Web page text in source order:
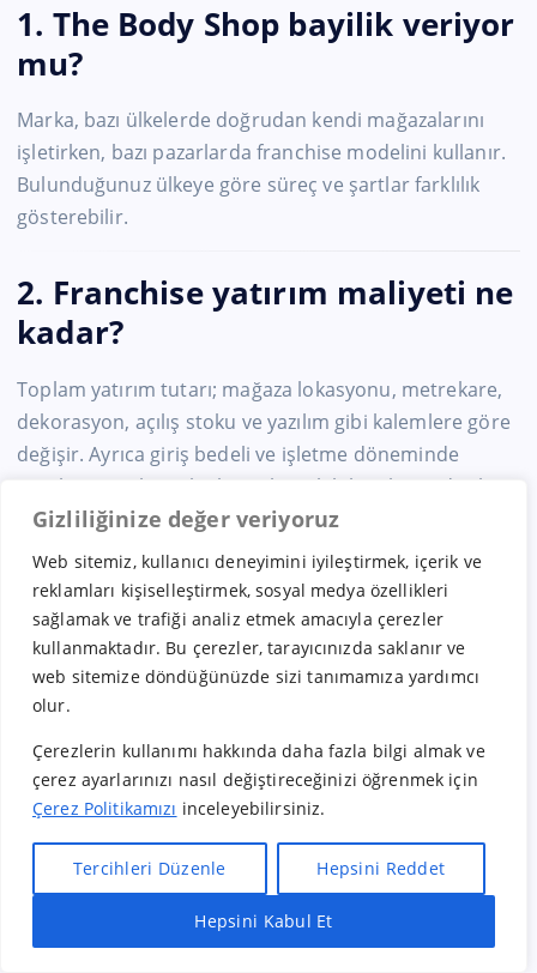
Gizliliğinize değer veriyoruz
Web sitemiz, kullanıcı deneyimini iyileştirmek, içerik ve
reklamları kişiselleştirmek, sosyal medya özellikleri
sağlamak ve trafiği analiz etmek amacıyla çerezler
kullanmaktadır. Bu çerezler, tarayıcınızda saklanır ve
web sitemize döndüğünüzde sizi tanımamıza yardımcı
olur.
Çerezlerin kullanımı hakkında daha fazla bilgi almak ve
çerez ayarlarınızı nasıl değiştireceğinizi öğrenmek için
Çerez Politikamızı inceleyebilirsiniz.
Tercihleri Düzenle Hepsini Reddet
Hepsini Kabul Et
1. The Body Shop bayilik veriyor
mu?
Marka, bazı ülkelerde doğrudan kendi mağazalarını
işletirken, bazı pazarlarda franchise modelini kullanır.
Bulunduğunuz ülkeye göre süreç ve şartlar farklılık
gösterebilir.
2. Franchise yatırım maliyeti ne
kadar?
Toplam yatırım tutarı; mağaza lokasyonu, metrekare,
dekorasyon, açılış stoku ve yazılım gibi kalemlere göre
değişir. Ayrıca giriş bedeli ve işletme döneminde
royalty/pazarlama katkı payları olabilir. The Body Shop
Bayilik Şartları
3. Yatırıma dâhil olan maliyet
kalemleri nelerdir?
Genellikle şu başlıklar yer alır:
Mağaza tadilatı ve dekorasyon
Donanım ve ekipman
Açılış stoku
Yazılım ve kasa sistemi
Lisans ve sözleşme bedelleri
Hızlı Bayilik Al